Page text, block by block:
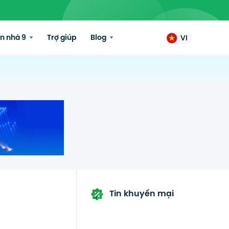
nhà 9 Trợ giúp Blog VI
Tin khuyến mại